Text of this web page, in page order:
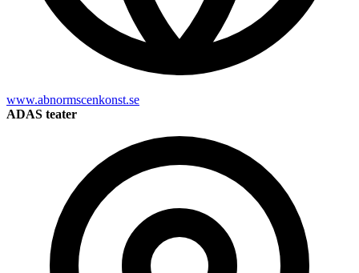
www.abnormscenkonst.se
ADAS teater